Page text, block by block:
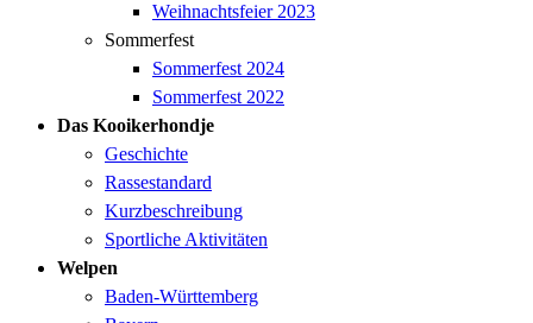
Weihnachtsfeier 2023
Sommerfest
Sommerfest 2024
Sommerfest 2022
Das Kooikerhondje
Geschichte
Rassestandard
Kurzbeschreibung
Sportliche Aktivitäten
Welpen
Baden-Württemberg